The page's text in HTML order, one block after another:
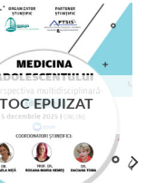
EPUIZAT